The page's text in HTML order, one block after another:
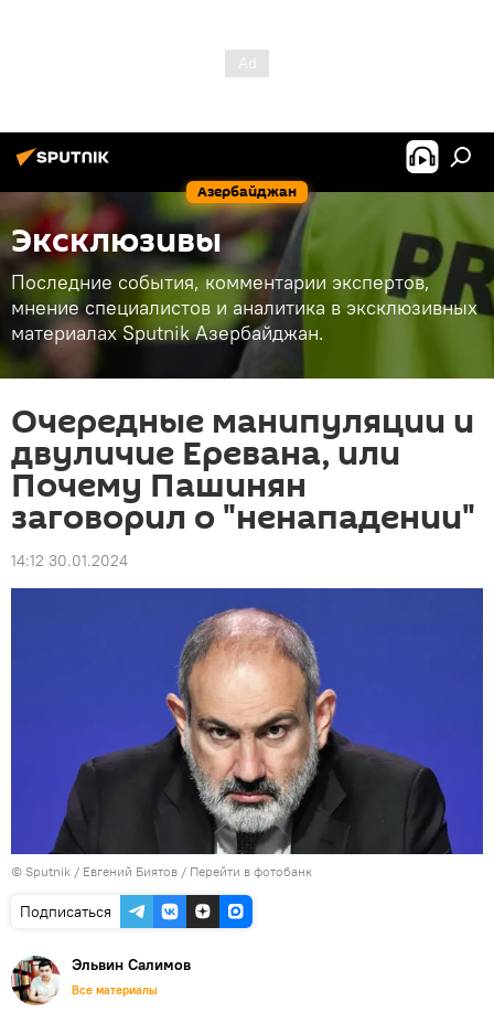
Азербайджан
Эксклюзивы
Последние события, комментарии экспертов,
мнение специалистов и аналитика в эксклюзивных
материалах Sputnik Азербайджан.
Очередные манипуляции и
двуличие Еревана, или
Почему Пашинян
заговорил о "ненападении"
14:12 30.01.2024
© Sputnik / Евгений Биятов / Перейти в фотобанк
Подписаться
Эльвин Салимов
Все материалы